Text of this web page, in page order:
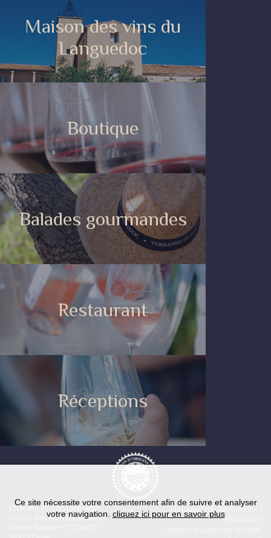
Maison des vins du
Languedoc
Boutique
Balades gourmandes
Restaurant
Réceptions
Maison des Vins du Languedoc
Formulaire de Réclamation /
Rétractation
Ce site nécessite votre consentement afin de suivre et analyser
votre navigation. cliquez ici pour en savoir plus